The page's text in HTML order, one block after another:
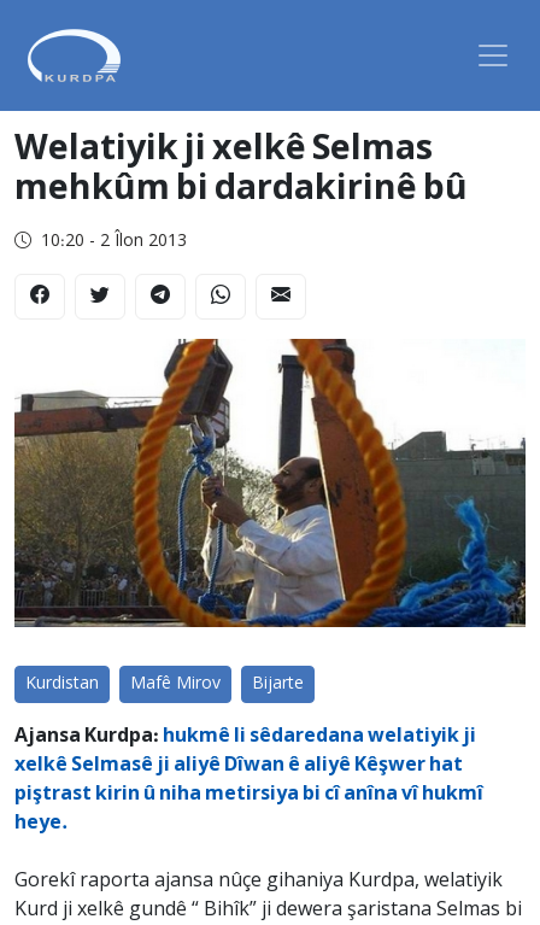
Welatiyik ji xelkê Selmas
mehkûm bi dardakirinê bû
10:20 - 2 Îlon 2013
Kurdistan Mafê Mirov Bijarte
Ajansa Kurdpa: hukmê li sêdaredana welatiyik ji
xelkê Selmasê ji aliyê Dîwan ê aliyê Kêşwer hat
piştrast kirin û niha metirsiya bi cî anîna vî hukmî
heye.
Gorekî raporta ajansa nûçe gihaniya Kurdpa, welatiyik
Kurd ji xelkê gundê “ Bihîk” ji dewera şaristana Selmas bi